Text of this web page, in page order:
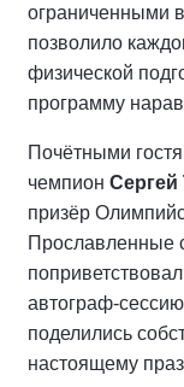
ограниченными
позволило
физической
программу
Почётными
чемпион Сергей
призёр
Прославленные
автограф-
поделились
настоящему